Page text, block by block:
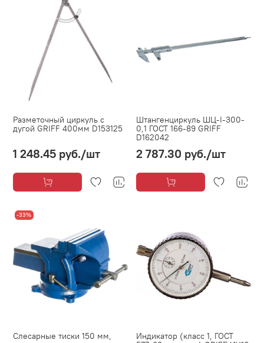
Разметочный циркуль с
дугой GRIFF 400мм D153125
1 248.45 руб./шт
Штангенциркуль ШЦ-I-300-
0,1 ГОСТ 166-89 GRIFF
D162042
2 787.30 руб./шт
-33%
Слесарные тиски 150 мм,
Индикатор (класс 1, ГОСТ